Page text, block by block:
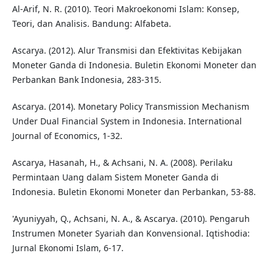
Al-Arif, N. R. (2010). Teori Makroekonomi Islam: Konsep,
Teori, dan Analisis. Bandung: Alfabeta.
Ascarya. (2012). Alur Transmisi dan Efektivitas Kebijakan
Moneter Ganda di Indonesia. Buletin Ekonomi Moneter dan
Perbankan Bank Indonesia, 283-315.
Ascarya. (2014). Monetary Policy Transmission Mechanism
Under Dual Financial System in Indonesia. International
Journal of Economics, 1-32.
Ascarya, Hasanah, H., & Achsani, N. A. (2008). Perilaku
Permintaan Uang dalam Sistem Moneter Ganda di
Indonesia. Buletin Ekonomi Moneter dan Perbankan, 53-88.
'Ayuniyyah, Q., Achsani, N. A., & Ascarya. (2010). Pengaruh
Instrumen Moneter Syariah dan Konvensional. Iqtishodia:
Jurnal Ekonomi Islam, 6-17.